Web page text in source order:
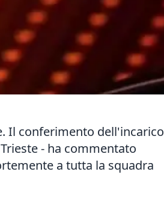
Il conferimento dell'incarico
- ha commentato
a tutta la squadra